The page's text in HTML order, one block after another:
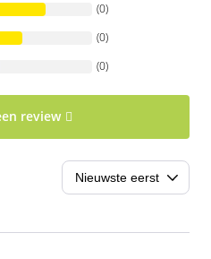
(0)
(0)
(0)
review